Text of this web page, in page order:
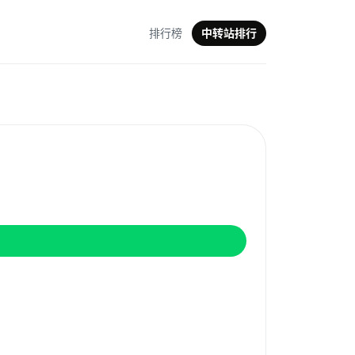
排行榜 中转站排行